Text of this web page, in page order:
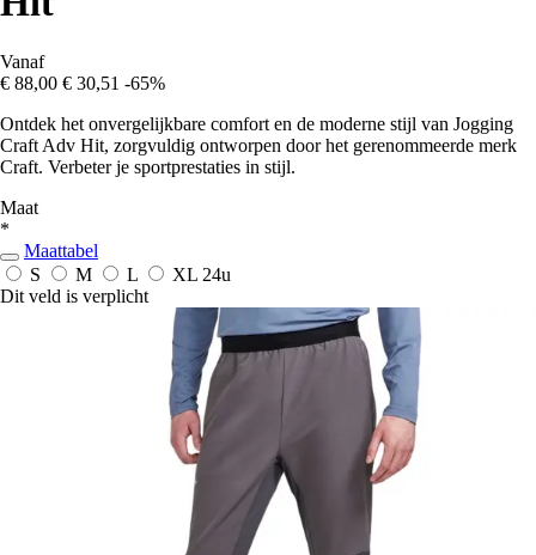
Vanaf
€ 88,00 € 30,51 -65%
Ontdek het onvergelijkbare comfort en de moderne stijl van Jogging
Craft Adv Hit, zorgvuldig ontworpen door het gerenommeerde merk
Craft. Verbeter je sportprestaties in stijl.
Maat
*
Maattabel
S
M L XL 24u
Dit veld is verplicht